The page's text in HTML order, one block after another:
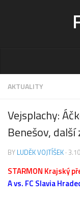
Stadion
Kontakt-rezervace
Ceník
Fotogalerie
Klub
Kontakt
AKTUALITY
Vejsplachy:
Benešov, další
BY LUDĚK VOJTÍŠEK ·
STARMON Krajský
A vs. FC Slavia